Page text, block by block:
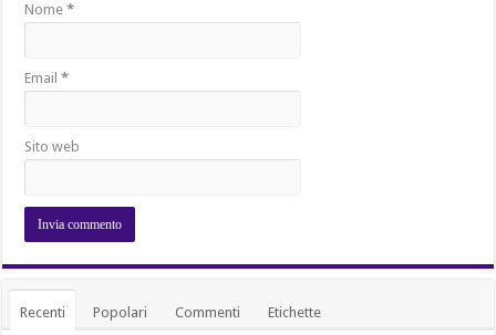
Nome*
Email*
Sito web
Recenti Popolari Commenti Etichette